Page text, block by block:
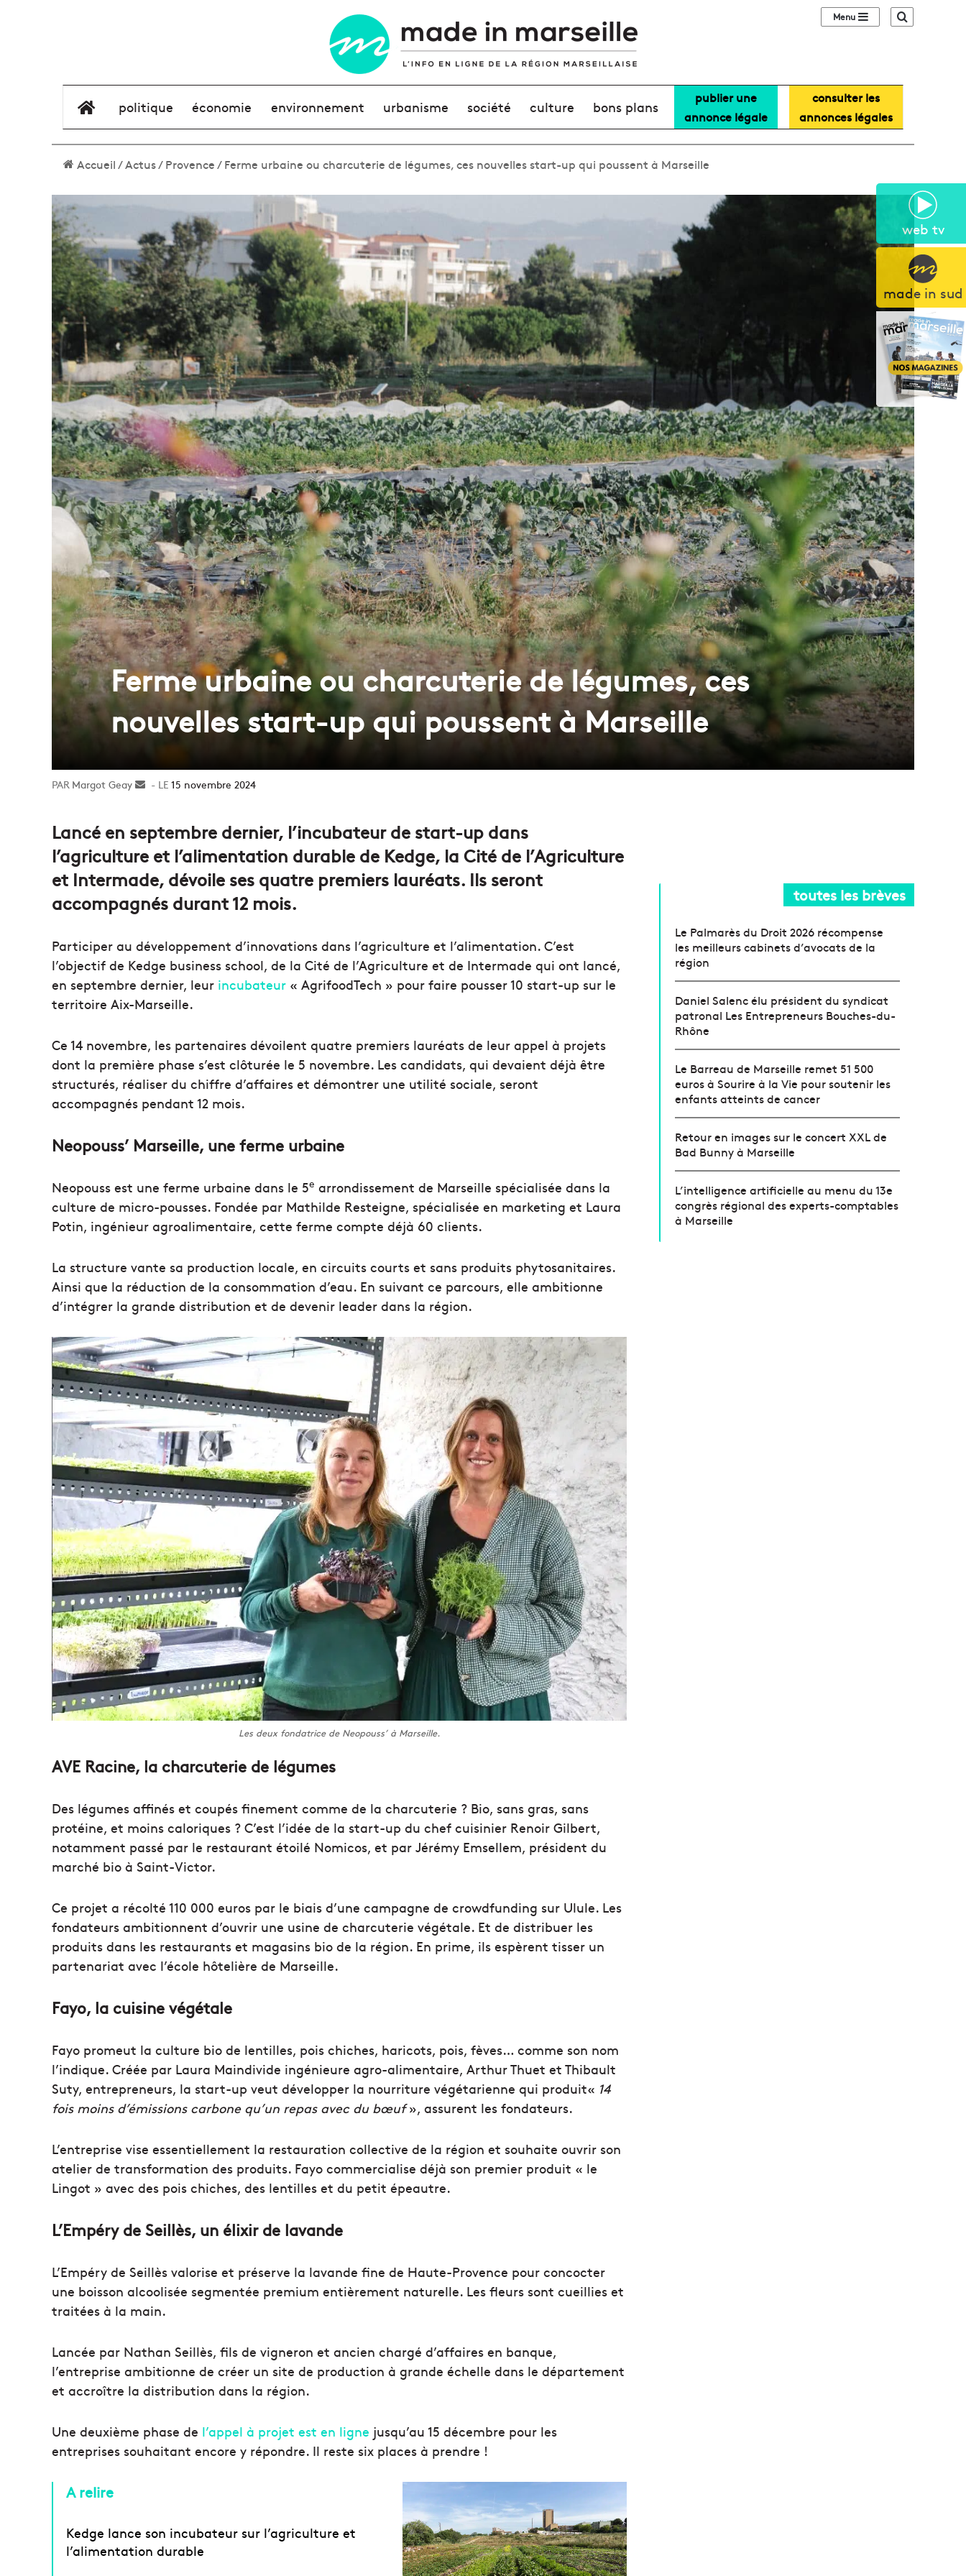
web tv
made in sud
Sidebar (barre
élément de menu
politique économie environnement urbanisme société culture bons plans
publier une
annonce légale
consulter les
annonces légales
Accueil/Actus/Provence/Ferme urbaine ou charcuterie de légumes, ces nouvelles start-up qui poussent à Marseille
Ferme urbaine ou charcuterie de légumes, ces
nouvelles start-up qui poussent à Marseille
Margot Geay
Envoyer15 novembre 2024
Lancé en septembre dernier, l’incubateur de start-up dans
l’agriculture et l’alimentation durable de Kedge, la Cité de l’Agriculture
et Intermade, dévoile ses quatre premiers lauréats. Ils seront
accompagnés durant 12 mois.
Participer au développement d’innovations dans l’agriculture et l’alimentation. C’est
l’objectif de Kedge business school, de la Cité de l’Agriculture et de Intermade qui ont lancé,
en septembre dernier, leur incubateur « AgrifoodTech » pour faire pousser 10 start-up sur le
territoire Aix-Marseille.
Ce 14 novembre, les partenaires dévoilent quatre premiers lauréats de leur appel à projets
dont la première phase s’est clôturée le 5 novembre. Les candidats, qui devaient déjà être
structurés, réaliser du chiffre d’affaires et démontrer une utilité sociale, seront
accompagnés pendant 12 mois.
Neopouss’ Marseille, une ferme urbaine
Neopouss est une ferme urbaine dans le 5e arrondissement de Marseille spécialisée dans la
culture de micro-pousses. Fondée par Mathilde Resteigne, spécialisée en marketing et Laura
Potin, ingénieur agroalimentaire, cette ferme compte déjà 60 clients.
La structure vante sa production locale, en circuits courts et sans produits phytosanitaires.
Ainsi que la réduction de la consommation d’eau. En suivant ce parcours, elle ambitionne
d’intégrer la grande distribution et de devenir leader dans la région.
Les deux fondatrice de Neopouss’ à Marseille.
AVE Racine, la charcuterie de légumes
Des légumes affinés et coupés finement comme de la charcuterie ? Bio, sans gras, sans
protéine, et moins caloriques ? C’est l’idée de la start-up du chef cuisinier Renoir Gilbert,
notamment passé par le restaurant étoilé Nomicos, et par Jérémy Emsellem, président du
marché bio à Saint-Victor.
Ce projet a récolté 110 000 euros par le biais d’une campagne de crowdfunding sur Ulule. Les
fondateurs ambitionnent d’ouvrir une usine de charcuterie végétale. Et de distribuer les
produits dans les restaurants et magasins bio de la région. En prime, ils espèrent tisser un
partenariat avec l’école hôtelière de Marseille.
Fayo, la cuisine végétale
Fayo promeut la culture bio de lentilles, pois chiches, haricots, pois, fèves… comme son nom
l’indique. Créée par Laura Maindivide ingénieure agro-alimentaire, Arthur Thuet et Thibault
Suty, entrepreneurs, la start-up veut développer la nourriture végétarienne qui produit« 14
fois moins d’émissions carbone qu’un repas avec du bœuf», assurent les fondateurs.
L’entreprise vise essentiellement la restauration collective de la région et souhaite ouvrir son
atelier de transformation des produits. Fayo commercialise déjà son premier produit « le
Lingot » avec des pois chiches, des lentilles et du petit épeautre.
L’Empéry de Seillès, un élixir de lavande
L’Empéry de Seillès valorise et préserve la lavande fine de Haute-Provence pour concocter
une boisson alcoolisée segmentée premium entièrement naturelle. Les fleurs sont cueillies et
traitées à la main.
Lancée par Nathan Seillès, fils de vigneron et ancien chargé d’affaires en banque,
l’entreprise ambitionne de créer un site de production à grande échelle dans le département
et accroître la distribution dans la région.
Une deuxième phase de l’appel à projet est en ligne jusqu’au 15 décembre pour les
entreprises souhaitant encore y répondre. Il reste six places à prendre !
A relire
Kedge lance son incubateur sur l’agriculture et
l’alimentation durable
toutes les brèves
Le Palmarès du Droit 2026 récompense
les meilleurs cabinets d’avocats de la
région
Daniel Salenc élu président du syndicat
patronal Les Entrepreneurs Bouches-du-
Rhône
Le Barreau de Marseille remet 51 500
euros à Sourire à la Vie pour soutenir les
enfants atteints de cancer
Retour en images sur le concert XXL de
Bad Bunny à Marseille
L’intelligence artificielle au menu du 13e
congrès régional des experts-comptables
à Marseille